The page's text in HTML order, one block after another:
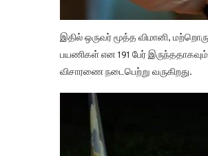
இதில் ஒருவர் மூத்த விமானி,
பயணிகள் என 191 பேர்
விசாரணை நடைபெற்று வருகிறது.